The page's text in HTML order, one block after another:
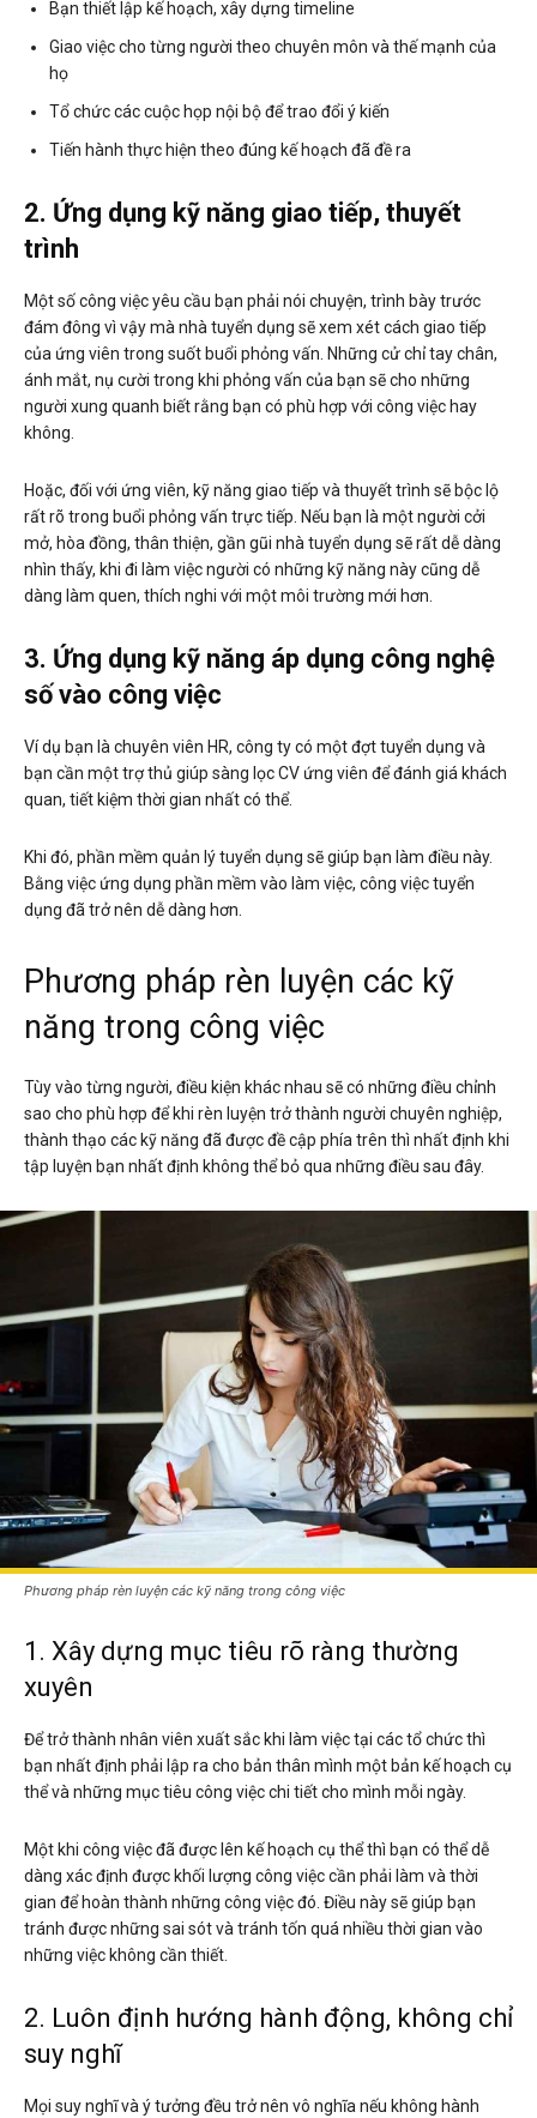
Bạn thiết lập kế hoạch, xây dựng timeline
Giao việc cho từng người theo chuyên môn và thế mạnh của
họ
Tổ chức các cuộc họp nội bộ để trao đổi ý kiến
Tiến hành thực hiện theo đúng kế hoạch đã đề ra
2. Ứng dụng kỹ năng giao tiếp, thuyết
trình
Một số công việc yêu cầu bạn phải nói chuyện, trình bày trước
đám đông vì vậy mà nhà tuyển dụng sẽ xem xét cách giao tiếp
của ứng viên trong suốt buổi phỏng vấn. Những cử chỉ tay chân,
ánh mắt, nụ cười trong khi phỏng vấn của bạn sẽ cho những
người xung quanh biết rằng bạn có phù hợp với công việc hay
không.
Hoặc, đối với ứng viên, kỹ năng giao tiếp và thuyết trình sẽ bộc lộ
rất rõ trong buổi phỏng vấn trực tiếp. Nếu bạn là một người cởi
mở, hòa đồng, thân thiện, gần gũi nhà tuyển dụng sẽ rất dễ dàng
nhìn thấy, khi đi làm việc người có những kỹ năng này cũng dễ
dàng làm quen, thích nghi với một môi trường mới hơn.
3. Ứng dụng kỹ năng áp dụng công nghệ
số vào công việc
Ví dụ bạn là chuyên viên HR, công ty có một đợt tuyển dụng và
bạn cần một trợ thủ giúp sàng lọc CV ứng viên để đánh giá khách
quan, tiết kiệm thời gian nhất có thể.
Khi đó, phần mềm quản lý tuyển dụng sẽ giúp bạn làm điều này.
Bằng việc ứng dụng phần mềm vào làm việc, công việc tuyển
dụng đã trở nên dễ dàng hơn.
Phương pháp rèn luyện các kỹ
năng trong công việc
Tùy vào từng người, điều kiện khác nhau sẽ có những điều chỉnh
sao cho phù hợp để khi rèn luyện trở thành người chuyên nghiệp,
thành thạo các kỹ năng đã được đề cập phía trên thì nhất định khi
tập luyện bạn nhất định không thể bỏ qua những điều sau đây.
Phương pháp rèn luyện các kỹ năng trong công việc
1. Xây dựng mục tiêu rõ ràng thường
xuyên
Để trở thành nhân viên xuất sắc khi làm việc tại các tổ chức thì
bạn nhất định phải lập ra cho bản thân mình một bản kế hoạch cụ
thể và những mục tiêu công việc chi tiết cho mình mỗi ngày.
Một khi công việc đã được lên kế hoạch cụ thể thì bạn có thể dễ
dàng xác định được khối lượng công việc cần phải làm và thời
gian để hoàn thành những công việc đó. Điều này sẽ giúp bạn
tránh được những sai sót và tránh tốn quá nhiều thời gian vào
những việc không cần thiết.
2. Luôn định hướng hành động, không chỉ
suy nghĩ
Mọi suy nghĩ và ý tưởng đều trở nên vô nghĩa nếu không hành